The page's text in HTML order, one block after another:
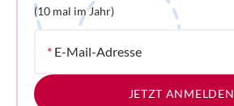
(10 mal im Jahr)
* E-Mail-Adresse
JETZT ANMELDEN